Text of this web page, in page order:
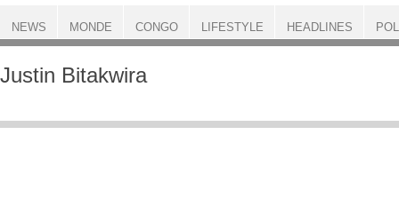
ACCUEIL
Justin Bitakwira
NEWS MONDE CONGO LIFESTYLE HEADLINES